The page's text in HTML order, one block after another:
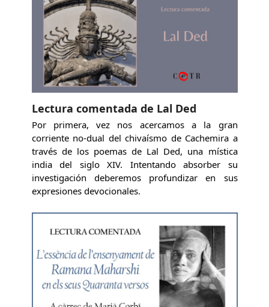
Lectura comentada de Lal Ded
Por primera, vez nos acercamos a la gran
corriente no-dual del chivaísmo de Cachemira a
través de los poemas de Lal Ded, una mística
india del siglo XIV. Intentando absorber su
investigación deberemos profundizar en sus
expresiones devocionales.